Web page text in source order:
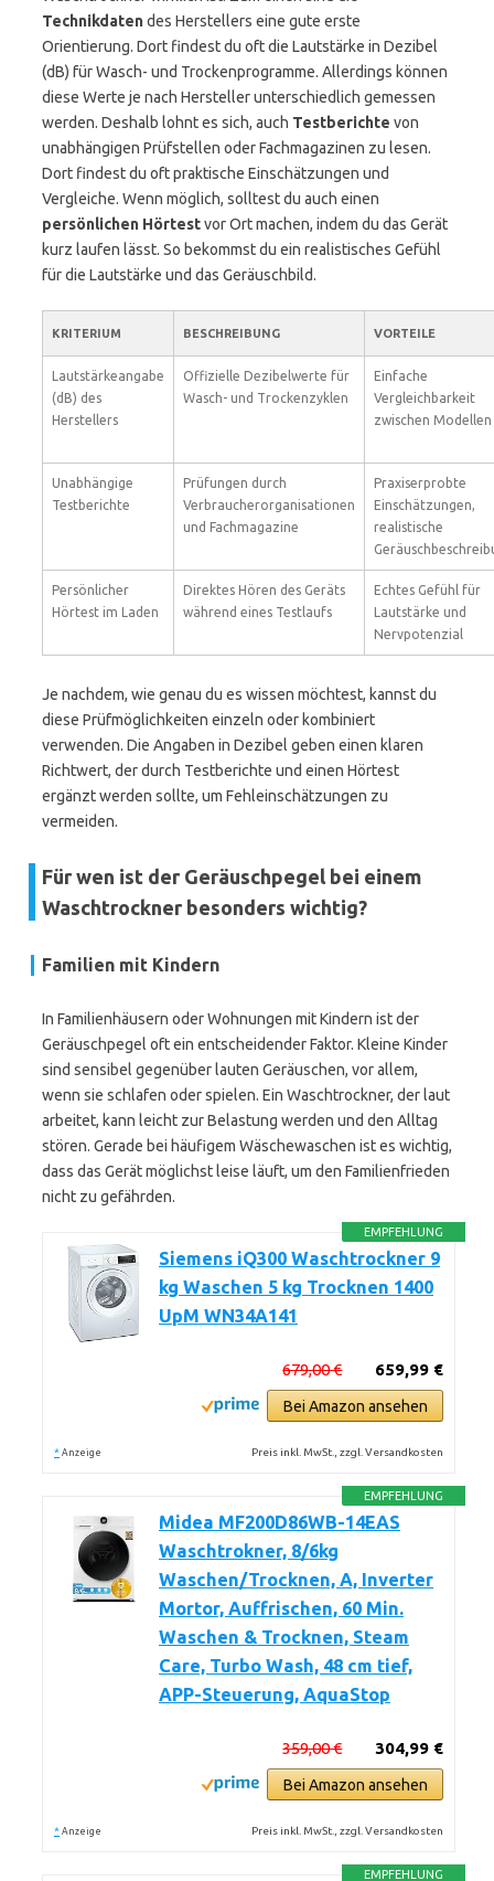
Technikdatendes Herstellers eine gute erste
Orientierung. Dort findest du oft die Lautstärke in Dezibel
(dB) für Wasch- und Trockenprogramme. Allerdings können
diese Werte je nach Hersteller unterschiedlich gemessen
werden. Deshalb lohnt es sich, auch Testberichte von
unabhängigen Prüfstellen oder Fachmagazinen zu lesen.
Dort findest du oft praktische Einschätzungen und
Vergleiche. Wenn möglich, solltest du auch einen
persönlichen Hörtestvor Ort machen, indem du das Gerät
kurz laufen lässt. So bekommst du ein realistisches Gefühl
für die Lautstärke und das Geräuschbild.
KRITERIUM BESCHREIBUNG VORTEILE
Lautstärkeangabe
(dB) des
Herstellers
Offizielle Dezibelwerte für
Wasch- und Trockenzyklen
Einfache
Vergleichbarkeit
zwischen Modellen
Unabhängige
Testberichte
Prüfungen durch
Verbraucherorganisationen
und Fachmagazine
Praxiserprobte
Einschätzungen,
realistische
Persönlicher
Hörtest im Laden
Direktes Hören des Geräts
während eines Testlaufs
Echtes Gefühl für
Lautstärke und
Nervpotenzial
Je nachdem, wie genau du es wissen möchtest, kannst du
diese Prüfmöglichkeiten einzeln oder kombiniert
verwenden. Die Angaben in Dezibel geben einen klaren
Richtwert, der durch Testberichte und einen Hörtest
ergänzt werden sollte, um Fehleinschätzungen zu
vermeiden.
Für wen ist der Geräuschpegel bei einem
Waschtrockner besonders wichtig?
Familien mit Kindern
In Familienhäusern oder Wohnungen mit Kindern ist der
Geräuschpegel oft ein entscheidender Faktor. Kleine Kinder
sind sensibel gegenüber lauten Geräuschen, vor allem,
wenn sie schlafen oder spielen. Ein Waschtrockner, der laut
arbeitet, kann leicht zur Belastung werden und den Alltag
stören. Gerade bei häufigem Wäschewaschen ist es wichtig,
dass das Gerät möglichst leise läuft, um den Familienfrieden
nicht zu gefährden.
EMPFEHLUNG
Siemens iQ300 Waschtrockner 9
kg Waschen 5 kg Trocknen 1400
UpM WN34A141
659,99 €
679,00 €
Bei Amazon ansehen
* Anzeige Preis inkl. MwSt., zzgl. Versandkosten
EMPFEHLUNG
Midea MF200D86WB-14EAS
Waschtrokner, 8/6kg
Waschen/Trocknen, A, Inverter
Mortor, Auffrischen, 60 Min.
Waschen & Trocknen, Steam
Care, Turbo Wash, 48 cm tief,
APP-Steuerung, AquaStop
304,99 €
359,00 €
Bei Amazon ansehen
* Anzeige Preis inkl. MwSt., zzgl. Versandkosten
EMPFEHLUNG